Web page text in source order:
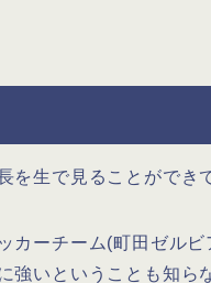
を生で見ることができ
カーチーム(町田ゼルビ
強いということも知ら